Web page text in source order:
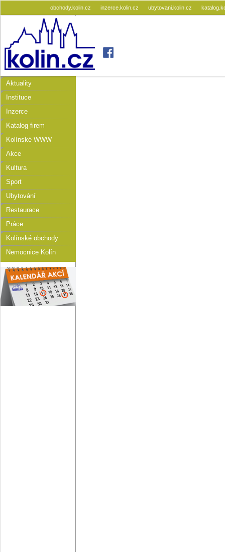
obchody.kolin.cz inzerce.kolin.cz ubytovani.kolin.cz
Aktuality
Instituce
Inzerce
Katalog firem
Kolínské WWW
Akce
Kultura
Sport
Ubytování
Restaurace
Práce
Kolínské obchody
Nemocnice Kolín